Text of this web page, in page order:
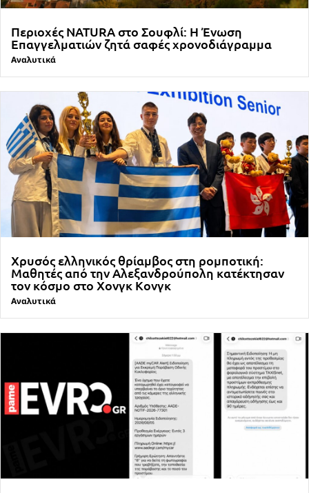
Περιοχές NATURA στο Σουφλί: Η Ένωση
Επαγγελματιών ζητά σαφές χρονοδιάγραμμα
Αναλυτικά
Χρυσός ελληνικός θρίαμβος στη ρομποτική:
Μαθητές από την Αλεξανδρούπολη κατέκτησαν
τον κόσμο στο Χονγκ Κονγκ
Αναλυτικά